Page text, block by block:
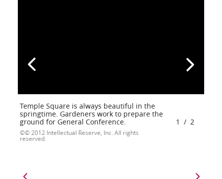
Temple Square is always beautiful in the
springtime. Gardeners work to prepare the
ground for General Conference.
© 2012 Intellectual Reserve, Inc. All rights
reserved.
1 / 2